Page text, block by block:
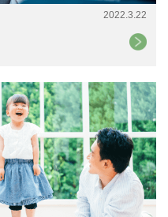
2022.3.22